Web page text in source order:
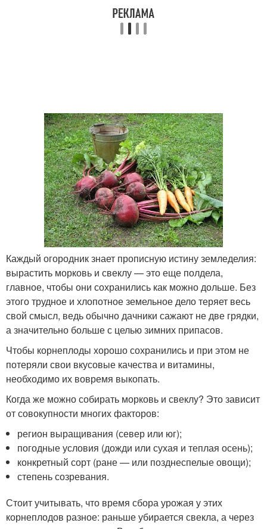
Каждый огородник знает прописную истину земледелия:
вырастить морковь и свеклу — это еще полдела,
главное, чтобы они сохранились как можно дольше. Без
этого трудное и хлопотное земельное дело теряет весь
свой смысл, ведь обычно дачники сажают не две грядки,
а значительно больше с целью зимних припасов.
Чтобы корнеплоды хорошо сохранились и при этом не
потеряли свои вкусовые качества и витамины,
необходимо их вовремя выкопать.
Когда же можно собирать морковь и свеклу? Это зависит
от совокупности многих факторов:
регион выращивания (север или юг);
погодные условия (дожди или сухая и теплая осень);
конкретный сорт (ране — или позднеспелые овощи);
степень созревания.
Стоит учитывать, что время сбора урожая у этих
корнеплодов разное: раньше убирается свекла, а через